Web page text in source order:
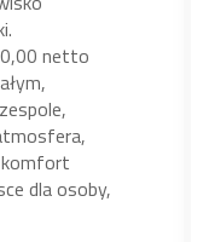
netto
komfort
dla osoby,